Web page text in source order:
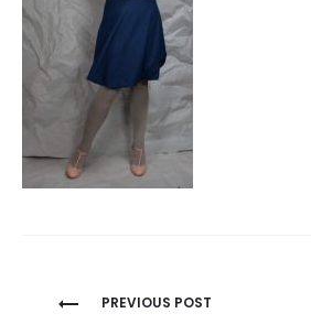
Beitragsnavigation
PREVIOUS POST